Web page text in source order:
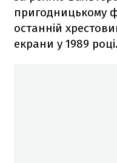
пригодницькому
останній
екрани у 1989 році.